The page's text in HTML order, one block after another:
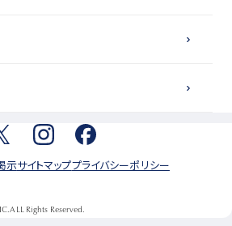
示サイトマッププライバシーポリシー
Rights Reserved.